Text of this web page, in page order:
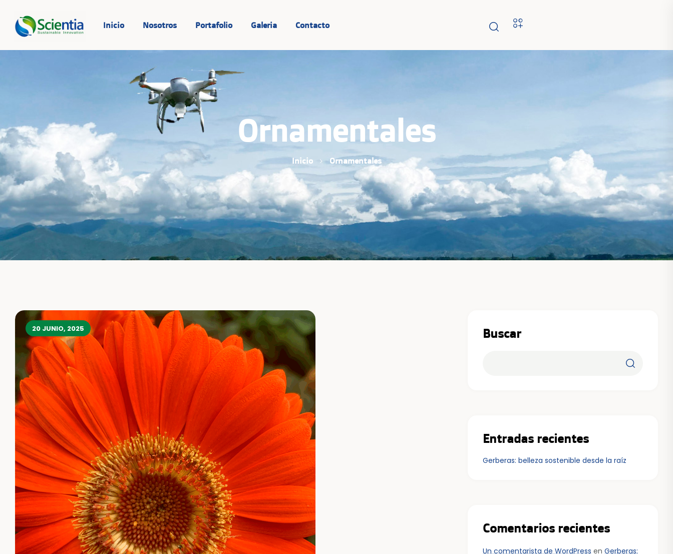
Inicio Nosotros Portafolio Galeria Contacto
Ornamentales
Inicio Ornamentales
20 JUNIO, 2025 Buscar
Entradas recientes
Gerberas: belleza sostenible desde la raíz
Comentarios recientes
Un comentarista de WordPress en Gerberas: